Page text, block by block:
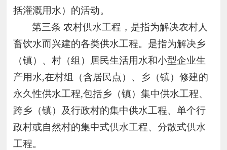
括灌溉用水）的活动。
第三条 农村供水工程，是指为解决农村人
畜饮水而兴建的各类供水工程。是指为解决乡
（镇）、村（组）居民生活用水和小型企业生
产用水,在村组（含居民点）、乡（镇）修建的
永久性供水工程,包括乡（镇）集中供水工程、
跨乡（镇）及行政村的集中供水工程、单个行
政村或自然村的集中式供水工程、分散式供水
工程。